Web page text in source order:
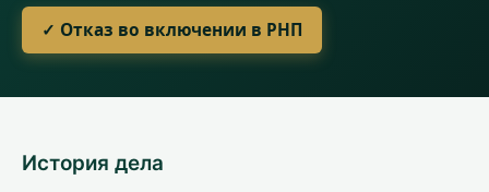
✓ Отказ во включении в РНП
История дела